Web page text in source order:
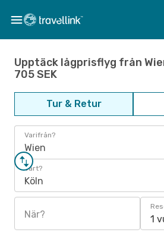
Upptäck lågprisflyg från
705 SEK
Tur & Retur
Varifrån?
Wien
Vart?
Köln
När? 1